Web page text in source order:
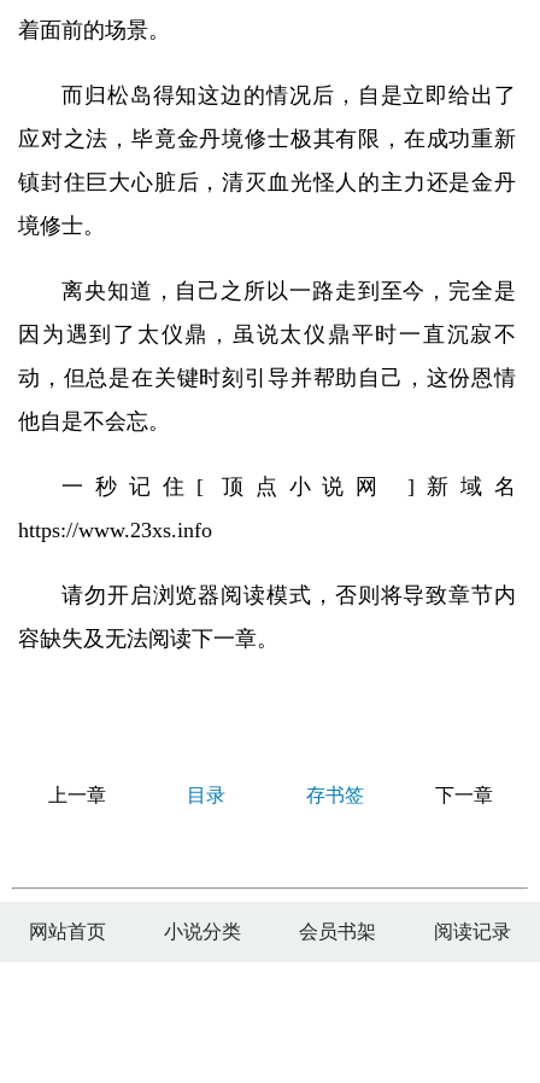
着面前的场景。
而归松岛得知这边的情况后，自是立即给出了
应对之法，毕竟金丹境修士极其有限，在成功重新
镇封住巨大心脏后，清灭血光怪人的主力还是金丹
境修士。
离央知道，自己之所以一路走到至今，完全是
因为遇到了太仪鼎，虽说太仪鼎平时一直沉寂不
动，但总是在关键时刻引导并帮助自己，这份恩情
他自是不会忘。
一秒记住[ 顶点小说网 ]新域名
https://www.23xs.info
请勿开启浏览器阅读模式，否则将导致章节内
容缺失及无法阅读下一章。
上一章 目录 存书签 下一章
网站首页 小说分类 会员书架 阅读记录